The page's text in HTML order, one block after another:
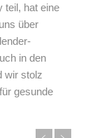
teil, hat eine
über
in den
wir stolz
gesunde